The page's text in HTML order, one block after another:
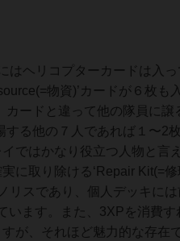
はヘリコプターカードは入っ
物資)’カードが６枚も
ードと違って他の隊員に譲
る他の７人であれば１〜2
ではかなり役立つ人物と言
に取り除ける‘Repair Kit(=修
リスであり、個人デッキには
います。また、3XPを消費す
が、それほど魅力的な存在